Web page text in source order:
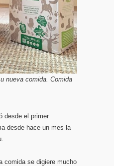
nueva comida. Comida
desde el primer
desde hace un mes la
comida se digiere mucho